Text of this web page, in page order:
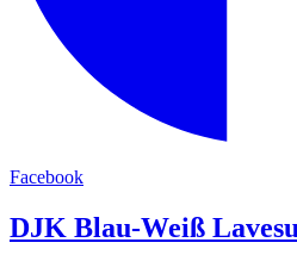
Facebook
DJK Blau-Weiß